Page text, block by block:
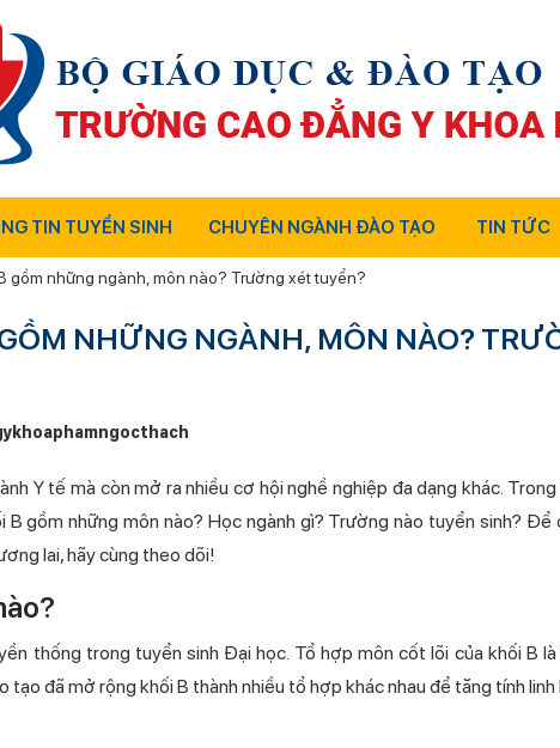
TIN TUYỂN SINH CHUYÊN NGÀNH ĐÀO TẠO TIN TỨC
gồm những ngành, môn nào? Trường xét tuyển?
NHỮNG NGÀNH, MÔN NÀO?
Y tế mà còn mở ra nhiều cơ hội nghề nghiệp đa dạng khác.
B gồm những môn nào? Học ngành gì? Trường nào tuyển sinh? Để
lai, hãy cùng theo dõi!
thống trong tuyển sinh Đại học. Tổ hợp môn cốt lõi của khối B là
tạo đã mở rộng khối B thành nhiều tổ hợp khác nhau để tăng tính